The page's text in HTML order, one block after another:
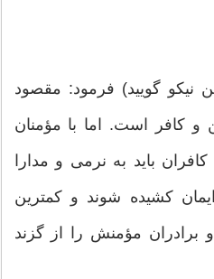
نيكو گوييد) فرمود: مقصود
كافر است. اما با مؤمنان
كافران بايد به نرمى و مدارا
كشيده شوند و كمترين
مؤمنش را از گزند